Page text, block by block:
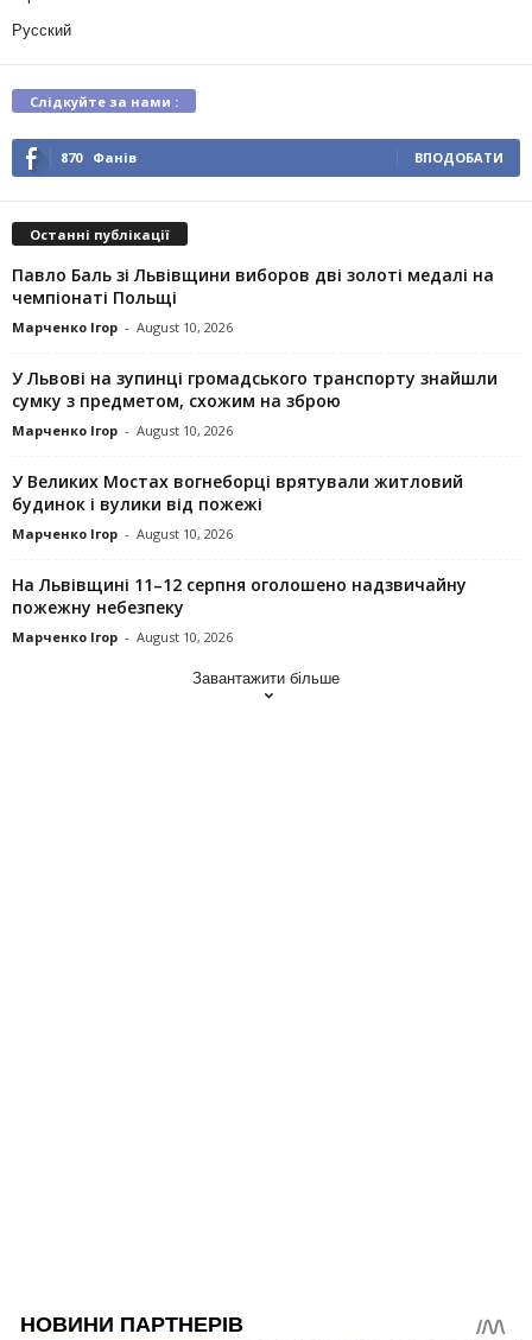
Русский
Слідкуйте за нами :
870 Фанів ВПОДОБАТИ
Останні публікації
Павло Баль зі Львівщини виборов дві золоті медалі на
чемпіонаті Польщі
Марченко Ігор - August 10, 2026
У Львові на зупинці громадського транспорту знайшли
сумку з предметом, схожим на зброю
Марченко Ігор - August 10, 2026
У Великих Мостах вогнеборці врятували житловий
будинок і вулики від пожежі
Марченко Ігор - August 10, 2026
На Львівщині 11–12 серпня оголошено надзвичайну
пожежну небезпеку
Марченко Ігор - August 10, 2026
Завантажити більше